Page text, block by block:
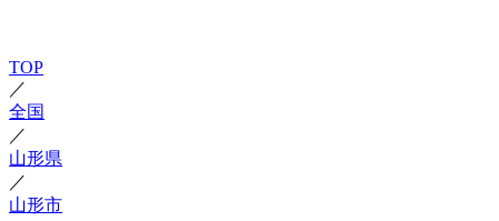
TOP
／
全国
／
山形県
／
山形市